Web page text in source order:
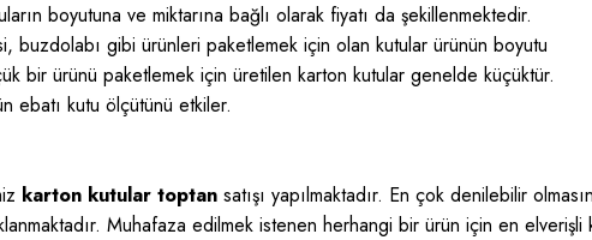
boyutuna ve miktarına bağlı olarak fiyatı da şekillenmektedir.
buzdolabı gibi ürünleri paketlemek için olan kutular ürünün boyutu
bir ürünü paketlemek için üretilen karton kutular genelde küçüktür.
ebatı kutu ölçütünü etkiler.
karton kutular toptan satışı yapılmaktadır. En çok denilebilir
Muhafaza edilmek istenen herhangi bir ürün için en elverişli